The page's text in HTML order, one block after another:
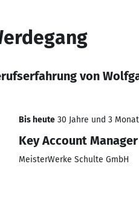
von
Bis heute 30 Jahre und 3
Key Account Manager
MeisterWerke Schulte GmbH